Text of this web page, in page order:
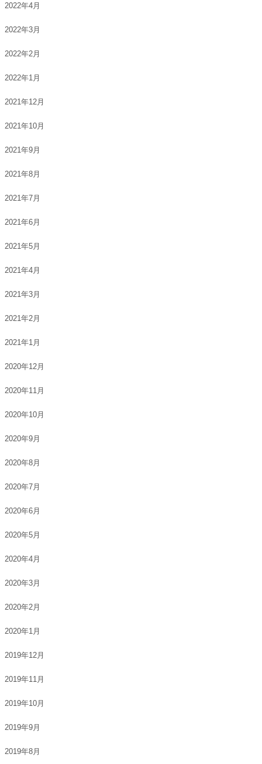
2022年4月
2022年3月
2022年2月
2022年1月
2021年12月
2021年10月
2021年9月
2021年8月
2021年7月
2021年6月
2021年5月
2021年4月
2021年3月
2021年2月
2021年1月
2020年12月
2020年11月
2020年10月
2020年9月
2020年8月
2020年7月
2020年6月
2020年5月
2020年4月
2020年3月
2020年2月
2020年1月
2019年12月
2019年11月
2019年10月
2019年9月
2019年8月